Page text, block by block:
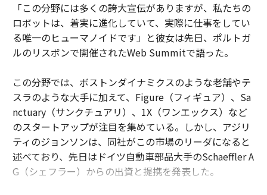
「この分野には多くの誇大宣伝がありますが、私たちの
ロボットは、着実に進化していて、実際に仕事をしてい
る唯一のヒューマノイドです」と彼女は先日、ポルトガ
ルのリスボンで開催されたWeb Summitで語った。
この分野では、ボストンダイナミクスのような老舗やテ
スラのような大手に加えて、Figure（フィギュア）、Sa
nctuary（サンクチュアリ）、1X（ワンエックス）など
のスタートアップが注目を集めている。しかし、アジリ
ティのジョンソンは、同社がこの市場のリーダになると
述べており、先日はドイツ自動車部品大手のSchaeffler A
G（シェフラー）からの出資と提携を発表した。